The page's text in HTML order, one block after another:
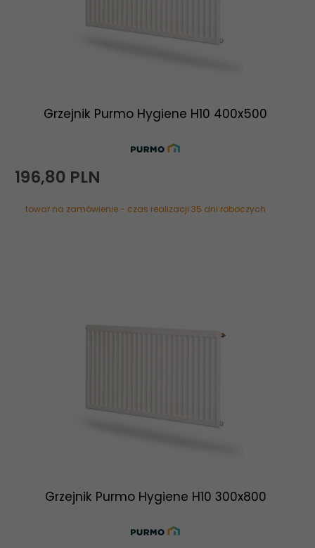
Grzejnik Purmo Hygiene H10 400x500
196,80 PLN
towar na zamówienie - czas realizacji 35 dni roboczych
Grzejnik Purmo Hygiene H10 300x800